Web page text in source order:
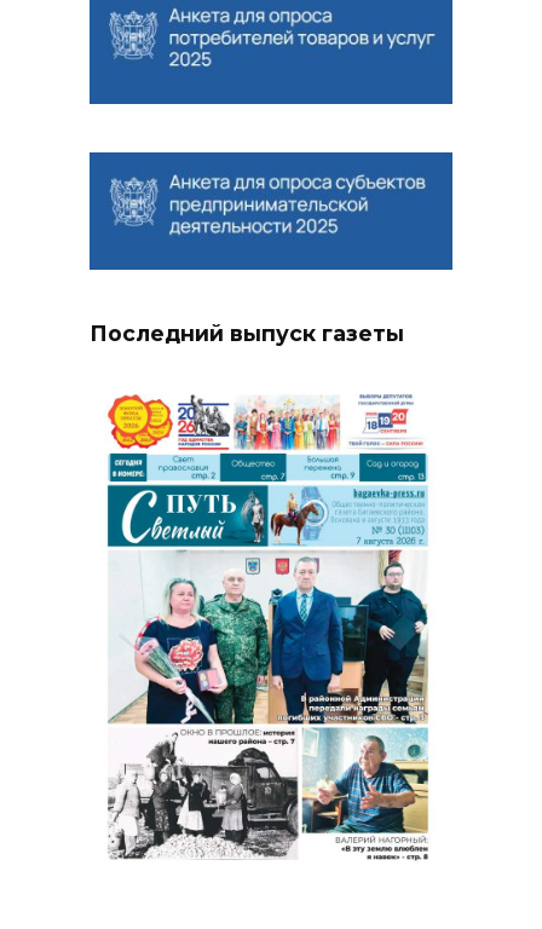
Последний выпуск газеты